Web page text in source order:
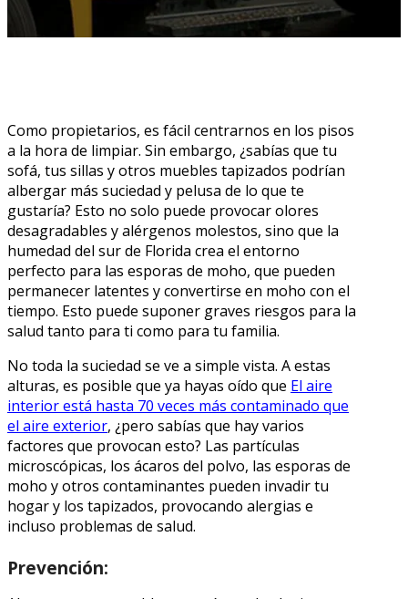
Como propietarios, es fácil centrarnos en los pisos
a la hora de limpiar. Sin embargo, ¿sabías que tu
sofá, tus sillas y otros muebles tapizados podrían
albergar más suciedad y pelusa de lo que te
gustaría? Esto no solo puede provocar olores
desagradables y alérgenos molestos, sino que la
humedad del sur de Florida crea el entorno
perfecto para las esporas de moho, que pueden
permanecer latentes y convertirse en moho con el
tiempo. Esto puede suponer graves riesgos para la
salud tanto para ti como para tu familia.
No toda la suciedad se ve a simple vista. A estas
alturas, es posible que ya hayas oído que El aire
interior está hasta 70 veces más contaminado que
el aire exterior, ¿pero sabías que hay varios
factores que provocan esto? Las partículas
microscópicas, los ácaros del polvo, las esporas de
moho y otros contaminantes pueden invadir tu
hogar y los tapizados, provocando alergias e
incluso problemas de salud.
Prevención: